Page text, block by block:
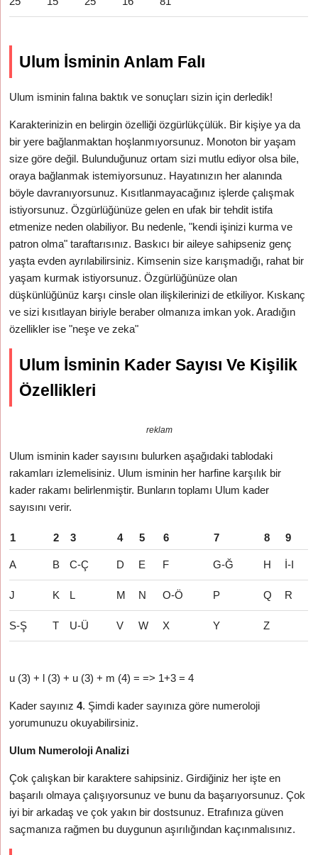
Ulum İsminin Anlam Falı
Ulum isminin falına baktık ve sonuçları sizin için derledik!
Karakterinizin en belirgin özelliği özgürlükçülük. Bir kişiye ya da
bir yere bağlanmaktan hoşlanmıyorsunuz. Monoton bir yaşam
size göre değil. Bulunduğunuz ortam sizi mutlu ediyor olsa bile,
oraya bağlanmak istemiyorsunuz. Hayatınızın her alanında
böyle davranıyorsunuz. Kısıtlanmayacağınız işlerde çalışmak
istiyorsunuz. Özgürlüğünüze gelen en ufak bir tehdit istifa
etmenize neden olabiliyor. Bu nedenle, "kendi işinizi kurma ve
patron olma" taraftarısınız. Baskıcı bir aileye sahipseniz genç
yaşta evden ayrılabilirsiniz. Kimsenin size karışmadığı, rahat bir
yaşam kurmak istiyorsunuz. Özgürlüğünüze olan
düşkünlüğünüz karşı cinsle olan ilişkilerinizi de etkiliyor. Kıskanç
ve sizi kısıtlayan biriyle beraber olmanıza imkan yok. Aradığın
özellikler ise "neşe ve zeka"
Ulum İsminin Kader Sayısı Ve Kişilik
Özellikleri
reklam
Ulum isminin kader sayısını bulurken aşağıdaki tablodaki
rakamları izlemelisiniz. Ulum isminin her harfine karşılık bir
kader rakamı belirlenmiştir. Bunların toplamı Ulum kader
sayısını verir.
1 2 3 4 5 6 7 8 9
A B C-Ç D E F G-Ğ H İ-I
J K L M N O-Ö P Q R
S-Ş T U-Ü V W X Y Z
u (3) + l (3) + u (3) + m (4) = => 1+3 = 4
Kader sayınız4. Şimdi kader sayınıza göre numeroloji
yorumunuzu okuyabilirsiniz.
Ulum Numeroloji Analizi
Çok çalışkan bir karaktere sahipsiniz. Girdiğiniz her işte en
başarılı olmaya çalışıyorsunuz ve bunu da başarıyorsunuz. Çok
iyi bir arkadaş ve çok yakın bir dostsunuz. Etrafınıza güven
saçmanıza rağmen bu duygunun aşırılığından kaçınmalısınız.